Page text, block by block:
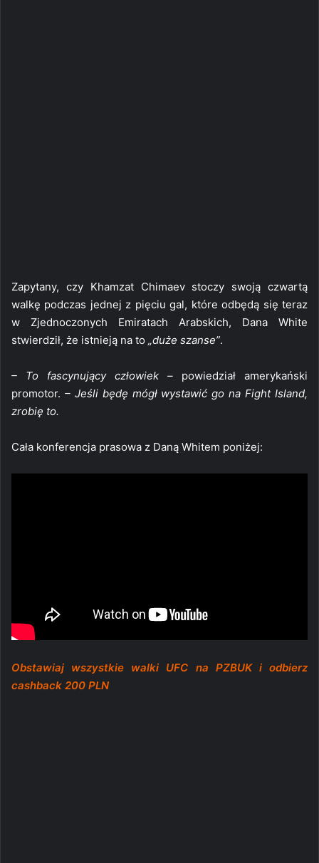
Zapytany, czy Khamzat Chimaev stoczy swoją czwartą
walkę podczas jednej z pięciu gal, które odbędą się teraz
w Zjednoczonych Emiratach Arabskich, Dana White
stwierdził, że istnieją na to „duże szanse”.
– To fascynujący człowiek – powiedział amerykański
promotor. – Jeśli będę mógł wystawić go na Fight Island,
zrobię to.
Cała konferencja prasowa z Daną Whitem poniżej:
Obstawiaj wszystkie walki UFC na PZBUK i odbierz
cashback 200 PLN